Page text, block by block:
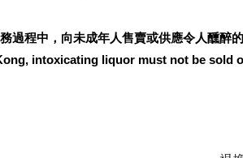
過程中，向未成年人售賣或供應令人醺醉的
intoxicating liquor must not be sold